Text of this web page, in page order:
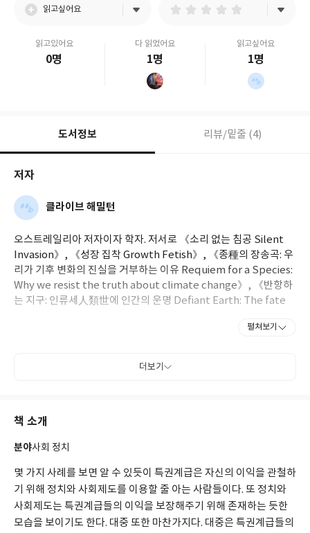
읽고싶어요
읽고있어요
0명
다 읽었어요
1명
읽고싶어요
1명
도서정보 리뷰/밑줄 (4)
저자
클라이브 해밀턴
오스트레일리아 저자이자 학자. 저서로 《소리 없는 침공 Silent
Invasion》, 《성장 집착 Growth Fetish》, 《종種의 장송곡: 우
리가 기후 변화의 진실을 거부하는 이유 Requiem for a Species:
Why we resist the truth about climate change》, 《반항하
는 지구: 인류세人類世에 인간의 운명 Defiant Earth: The fate
크탱크 오스트레일리아연구소에서 14년간 소장을 역임했다. 캔버
파리정치대학 객원교수도 지낸 바 있다. <포린어페어즈>, <가디언
펼쳐보기
더보기
책 소개
분야사회 정치
몇 가지 사례를 보면 알 수 있듯이 특권계급은 자신의 이익을 관철하
기 위해 정치와 사회제도를 이용할 줄 아는 사람들이다. 또 정치와
사회제도는 특권계급들의 이익을 보장해주기 위해 존재하는 듯한
모습을 보이기도 한다. 대중 또한 마찬가지다. 대중은 특권계급들의